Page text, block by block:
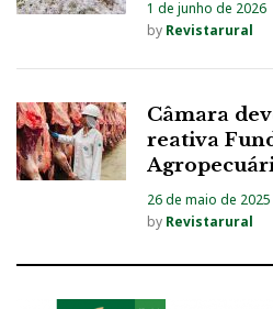
1 de junho de 2026
by Revistarural
Câmara
reativa
26 de maio de 2025
by Revistarural